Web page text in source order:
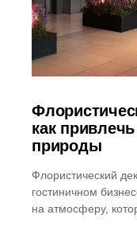
как
природы
Флористический
гостиничном
на атмосферу,